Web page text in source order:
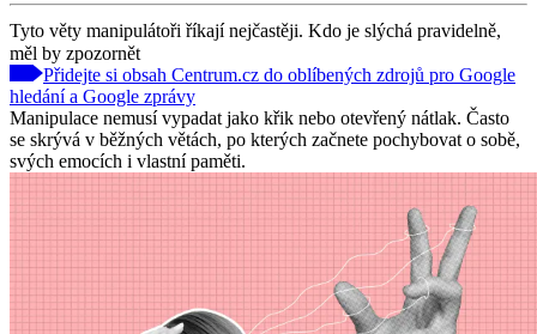
Tyto věty manipulátoři říkají nejčastěji. Kdo je slýchá pravidelně,
měl by zpozornět
Přidejte si obsah Centrum.cz do oblíbených zdrojů pro Google
hledání a Google zprávy
Manipulace nemusí vypadat jako křik nebo otevřený nátlak. Často
se skrývá v běžných větách, po kterých začnete pochybovat o sobě,
svých emocích i vlastní paměti.